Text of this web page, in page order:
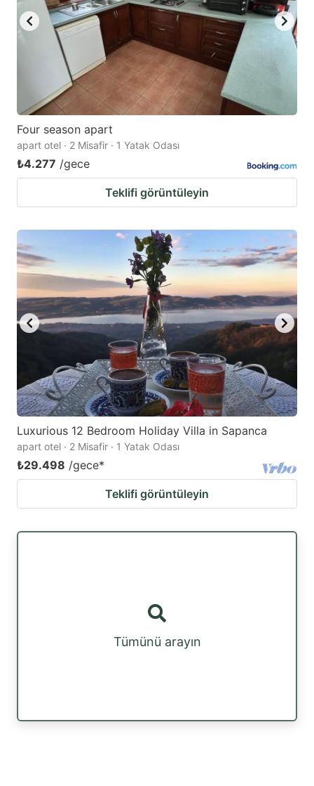
Four season apart
apart otel · 2 Misafir · 1 Yatak Odası
₺4.277 /gece
Teklifi görüntüleyin
Luxurious 12 Bedroom Holiday Villa in Sapanca
apart otel · 2 Misafir · 1 Yatak Odası
₺29.498 /gece*
Teklifi görüntüleyin
Tümünü arayın